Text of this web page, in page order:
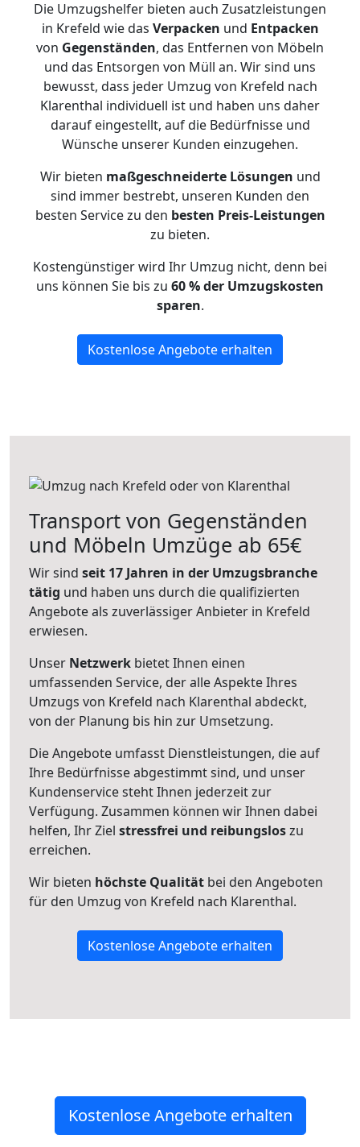
Die Umzugshelfer bieten auch Zusatzleistungen
in Krefeld wie das Verpacken und Entpacken
von Gegenständen, das Entfernen von Möbeln
und das Entsorgen von Müll an. Wir sind uns
bewusst, dass jeder Umzug von Krefeld nach
Klarenthal individuell ist und haben uns daher
darauf eingestellt, auf die Bedürfnisse und
Wünsche unserer Kunden einzugehen.
Wir bieten maßgeschneiderte Lösungen und
sind immer bestrebt, unseren Kunden den
besten Service zu den besten Preis-Leistungen
zu bieten.
Kostengünstiger wird Ihr Umzug nicht, denn bei
uns können Sie bis zu 60 % der Umzugskosten
sparen.
Kostenlose Angebote erhalten
Transport von Gegenständen
und Möbeln Umzüge ab 65€
Wir sind seit 17 Jahren in der Umzugsbranche
tätig und haben uns durch die qualifizierten
Angebote als zuverlässiger Anbieter in Krefeld
erwiesen.
Unser Netzwerk bietet Ihnen einen
umfassenden Service, der alle Aspekte Ihres
Umzugs von Krefeld nach Klarenthal abdeckt,
von der Planung bis hin zur Umsetzung.
Die Angebote umfasst Dienstleistungen, die auf
Ihre Bedürfnisse abgestimmt sind, und unser
Kundenservice steht Ihnen jederzeit zur
Verfügung. Zusammen können wir Ihnen dabei
helfen, Ihr Ziel stressfrei und reibungsloszu
erreichen.
Wir bieten höchste Qualität bei den Angeboten
für den Umzug von Krefeld nach Klarenthal.
Kostenlose Angebote erhalten
Kostenlose Angebote erhalten